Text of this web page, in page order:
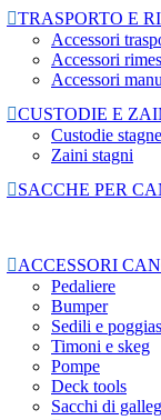
TRASPORTO E
Accessori
Accessori
Accessori
CUSTODIE E
Custodie stagne
Zaini stagni
SACCHE PER
ACCESSORI
Pedaliere
Bumper
Sedili e
Timoni e skeg
Pompe
Deck tools
Sacchi di